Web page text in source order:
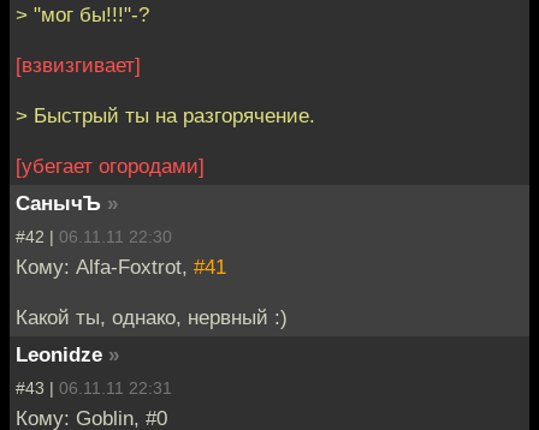
> "мог бы!!!"-?
[взвизгивает]
> Быстрый ты на разгорячение.
[убегает огородами]
СанычЪ »
#42 | 06.11.11 22:30
Кому: Alfa-Foxtrot, #41
Какой ты, однако, нервный :)
Leonidze »
#43 | 06.11.11 22:31
Кому: Goblin, #0